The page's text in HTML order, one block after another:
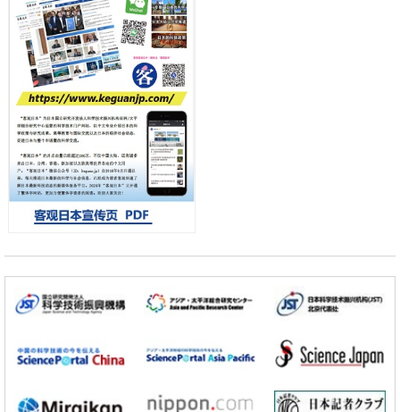
日元
科学研究
千叶大学鉴定出导致难治性疾病“肺高血压症”恶化的蛋白质“MYL9/12”，
会引发血管结构恶化
科学研究
京都大学高效生成光的构成单元“光子”，可应用于量子计算机
科学研究
开发出300亿年仅误差1秒的光晶格钟，构建网络将其打造为下一代社会
基础设施
经济・社会
日本成立“以人为本AI联盟”——力争借助AI拓展社会公众创造力，依托
产学合作推进研发
科学研究
立教大学在试管内构建长链人工基因组DNA自我复制系统，有望实现携
带大量基因的人工细胞
政策
展研究
科学研究
科学研究